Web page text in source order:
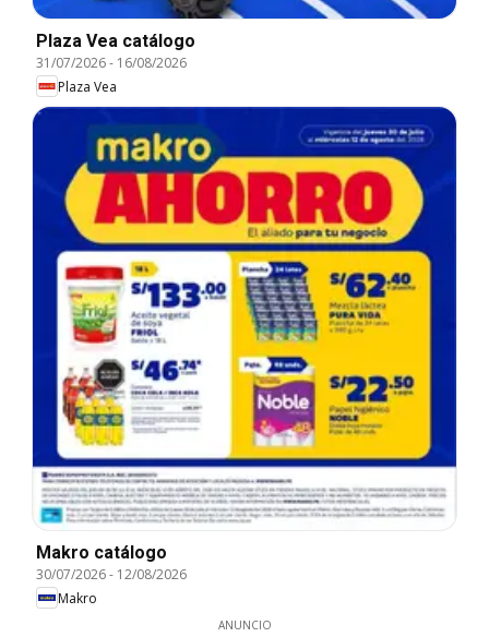
Plaza Vea catálogo
31/07/2026- 16/08/2026
Plaza Vea
Makro catálogo
30/07/2026- 12/08/2026
Makro
ANUNCIO